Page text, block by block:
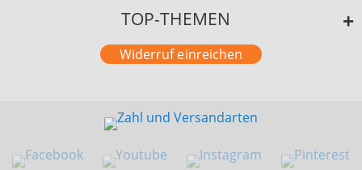
TOP-THEMEN
Widerruf einreichen